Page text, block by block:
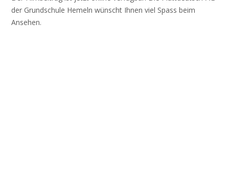
der Grundschule Hemeln wünscht Ihnen viel Spass beim
Ansehen.